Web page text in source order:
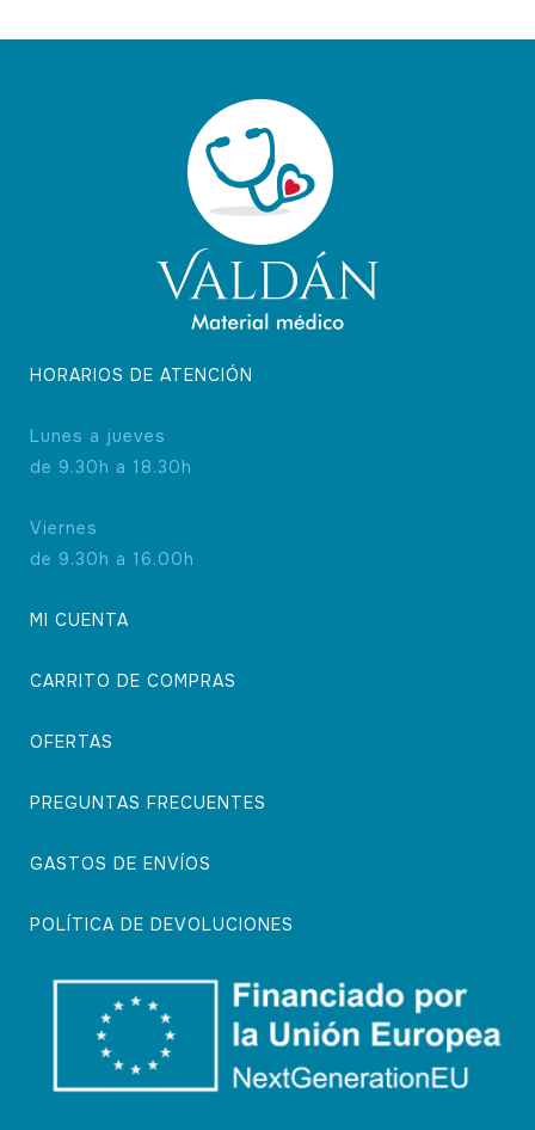
HORARIOS DE ATENCIÓN
Lunes a jueves
de 9.30h a 18.30h
Viernes
de 9.30h a 16.00h
MI CUENTA
CARRITO DE COMPRAS
OFERTAS
PREGUNTAS FRECUENTES
GASTOS DE ENVÍOS
POLÍTICA DE DEVOLUCIONES